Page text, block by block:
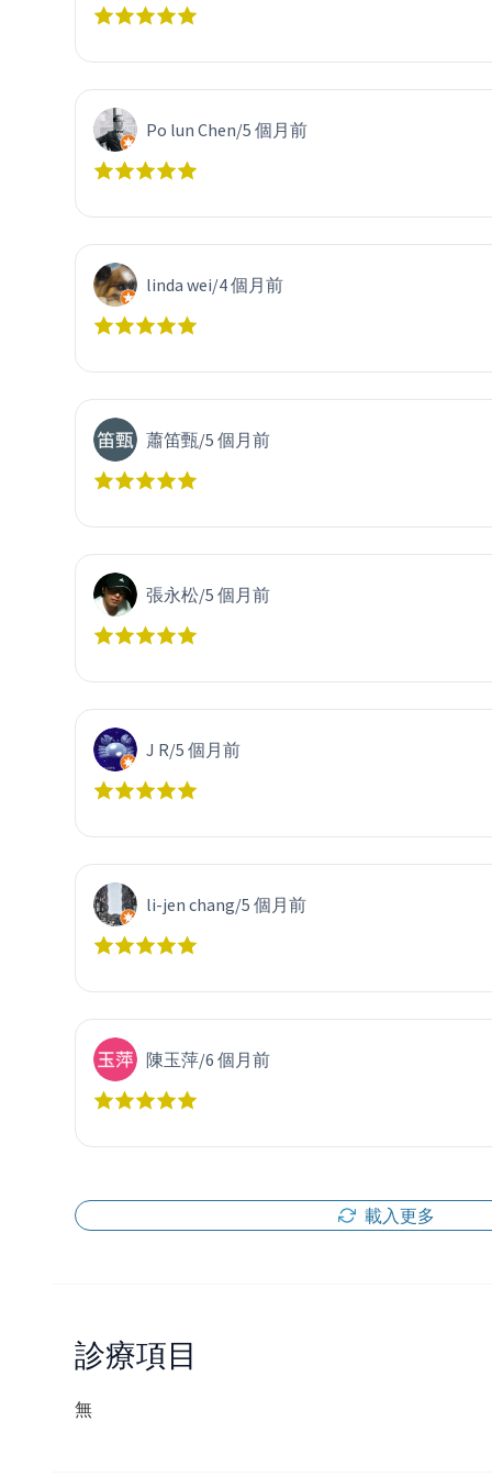
Po lun Chen/5 個月前
linda wei/4 個月前
蕭笛甄/5 個月前
張永松/5 個月前
J R/5 個月前
li-jen chang/5 個月前
陳玉萍/6 個月前
載入更多
診療項目
無